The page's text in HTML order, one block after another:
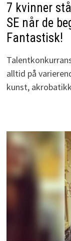
7 kvinner
SE når de
Fantastisk!
alltid på
kunst,